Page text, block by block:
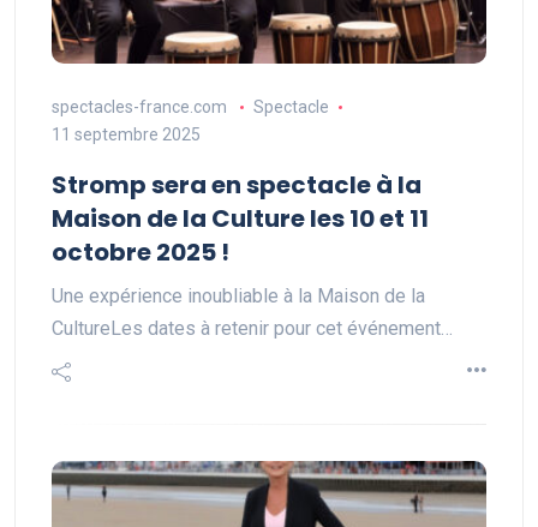
spectacles-france.com
Spectacle
11 septembre 2025
Stromp sera en spectacle à la
Maison de la Culture les 10 et 11
octobre 2025 !
Une expérience inoubliable à la Maison de la
CultureLes dates à retenir pour cet événement…